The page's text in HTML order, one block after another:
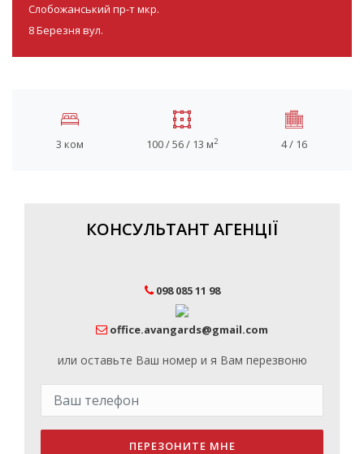
Слобожанський пр-т мкр.
8 Березня вул.
3 ком 100 / 56 / 13 м2 4 / 16
КОНСУЛЬТАНТ АГЕНЦІЇ
098 085 11 98
office.avangards@gmail.com
или оставьте Ваш номер и я Вам перезвоню
ПЕРЕЗОНИТЕ МНЕ